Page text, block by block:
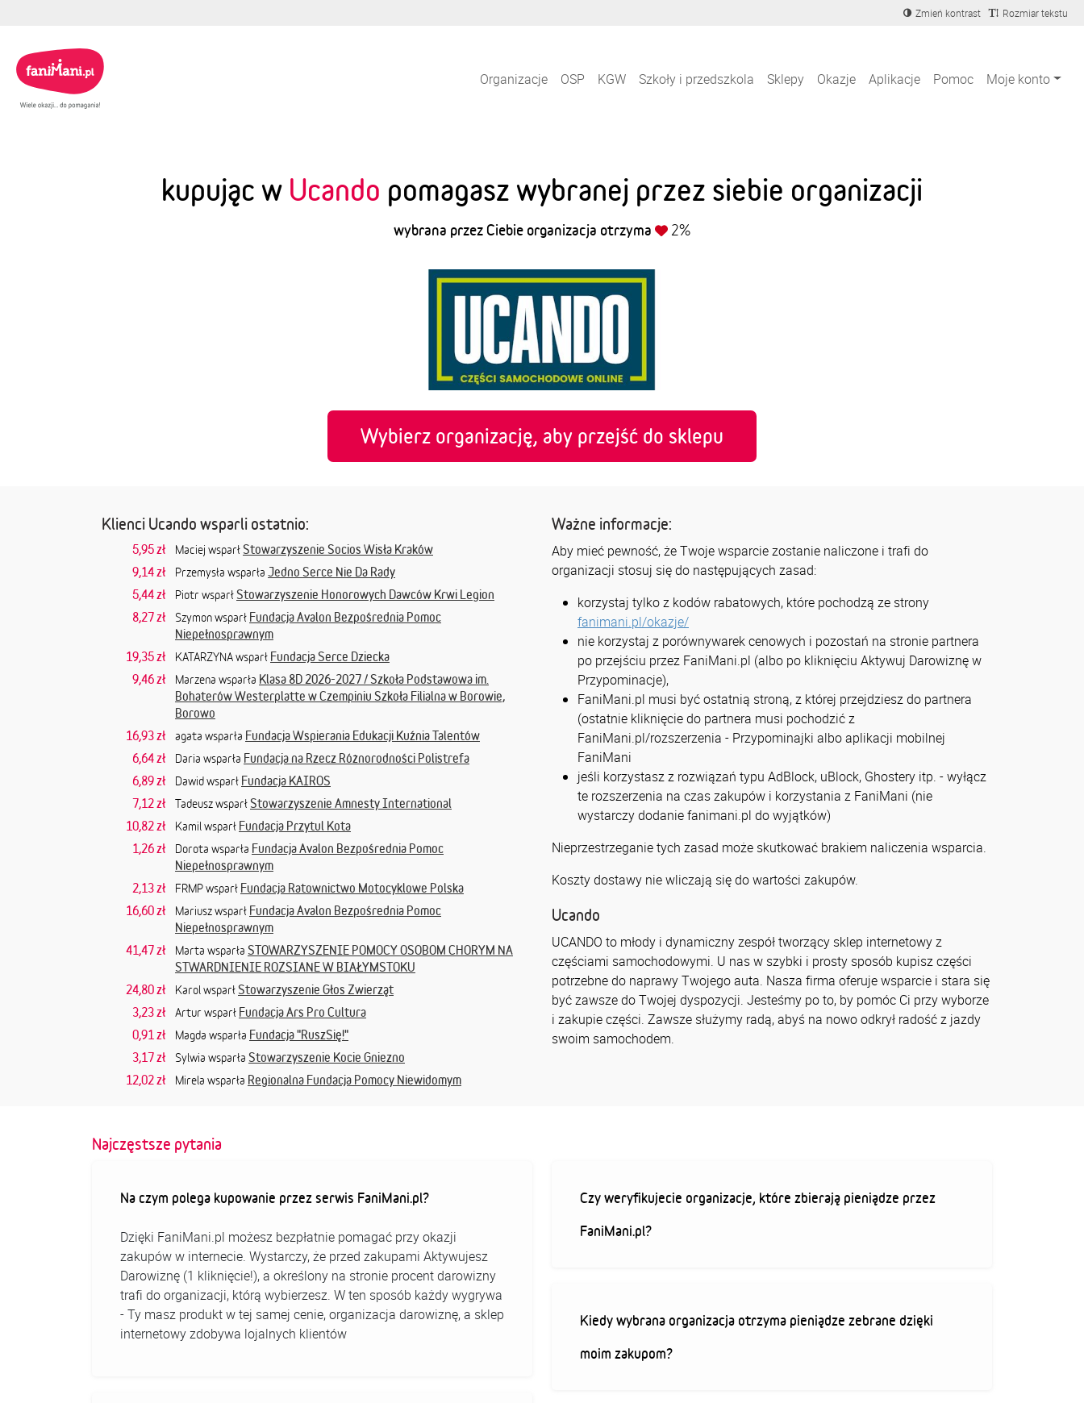
Zmień kontrast Rozmiar tekstu
Organizacje OSP KGW Szkoły i przedszkola Sklepy Okazje Aplikacje Pomoc Moje konto
kupując w Ucando pomagasz wybranej przez siebie organizacji
wybrana przez Ciebie organizacja otrzyma 2%
Wybierz organizację, aby przejść do sklepu
Klienci Ucando wsparli ostatnio:
5,95 zł Maciej wsparł Stowarzyszenie Socios Wisła Kraków
9,14 zł
Przemysła wsparła Jedno Serce Nie Da Rady
5,44 zł
Piotr wsparł Stowarzyszenie Honorowych Dawców Krwi Legion
8,27 zł
Szymon wsparł Fundacja Avalon Bezpośrednia Pomoc
Niepełnosprawnym
19,35 zł
KATARZYNA wsparł Fundacja Serce Dziecka
9,46 zł
Marzena wsparła Klasa 8D 2026-2027 / Szkoła Podstawowa im.
Bohaterów Westerplatte w Czempiniu Szkoła Filialna w Borowie,
Borowo
16,93 zł
agata wsparła Fundacja Wspierania Edukacji Kuźnia Talentów
6,64 zł
Daria wsparła Fundacja na Rzecz Różnorodności Polistrefa
6,89 zł
Dawid wsparł Fundacja KAIROS
7,12 zł
Tadeusz wsparł Stowarzyszenie Amnesty International
10,82 zł
Kamil wsparł Fundacja Przytul Kota
1,26 zł
Dorota wsparła Fundacja Avalon Bezpośrednia Pomoc
Niepełnosprawnym
2,13 zł
FRMP wsparł Fundacja Ratownictwo Motocyklowe Polska
16,60 zł
Mariusz wsparł Fundacja Avalon Bezpośrednia Pomoc
Niepełnosprawnym
41,47 zł
Marta wsparła STOWARZYSZENIE POMOCY OSOBOM CHORYM NA
STWARDNIENIE ROZSIANE W BIAŁYMSTOKU
24,80 zł
Karol wsparł Stowarzyszenie Głos Zwierząt
3,23 zł
Artur wsparł Fundacja Ars Pro Cultura
0,91 zł
Magda wsparła Fundacja "RuszSię!"
3,17 zł
Sylwia wsparła Stowarzyszenie Kocie Gniezno
12,02 zł
Mirela wsparła Regionalna Fundacja Pomocy Niewidomym
Ważne informacje:
Aby mieć pewność, że Twoje wsparcie zostanie naliczone i trafi do
organizacji stosuj się do następujących zasad:
korzystaj tylko z kodów rabatowych, które pochodzą ze strony
fanimani.pl/okazje/
nie korzystaj z porównywarek cenowych i pozostań na stronie partnera
po przejściu przez FaniMani.pl (albo po kliknięciu Aktywuj Darowiznę w
Przypominacje),
FaniMani.pl musi być ostatnią stroną, z której przejdziesz do partnera
(ostatnie kliknięcie do partnera musi pochodzić z
FaniMani.pl/rozszerzenia - Przypominajki albo aplikacji mobilnej
FaniMani
jeśli korzystasz z rozwiązań typu AdBlock, uBlock, Ghostery itp. - wyłącz
te rozszerzenia na czas zakupów i korzystania z FaniMani (nie
wystarczy dodanie fanimani.pl do wyjątków)
Nieprzestrzeganie tych zasad może skutkować brakiem naliczenia wsparcia.
Koszty dostawy nie wliczają się do wartości zakupów.
Ucando
UCANDO to młody i dynamiczny zespół tworzący sklep internetowy z
częściami samochodowymi. U nas w szybki i prosty sposób kupisz części
potrzebne do naprawy Twojego auta. Nasza firma oferuje wsparcie i stara się
być zawsze do Twojej dyspozycji. Jesteśmy po to, by pomóc Ci przy wyborze
i zakupie części. Zawsze służymy radą, abyś na nowo odkrył radość z jazdy
swoim samochodem.
Najczęstsze pytania
Na czym polega kupowanie przez serwis FaniMani.pl?
Dzięki FaniMani.pl możesz bezpłatnie pomagać przy okazji
zakupów w internecie. Wystarczy, że przed zakupami Aktywujesz
Darowiznę (1 kliknięcie!), a określony na stronie procent darowizny
trafi do organizacji, którą wybierzesz. W ten sposób każdy wygrywa
- Ty masz produkt w tej samej cenie, organizacja darowiznę, a sklep
internetowy zdobywa lojalnych klientów
Czy weryfikujecie organizacje, które zbierają pieniądze przez
FaniMani.pl?
Kiedy wybrana organizacja otrzyma pieniądze zebrane dzięki
moim zakupom?